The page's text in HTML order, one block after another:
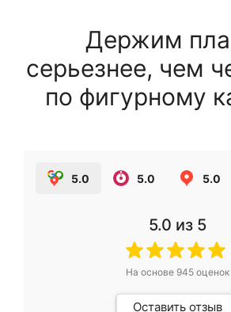
Держим
серьезнее, чем
по фигурному
5.0 5.0 5.0
5.0 из 5
На основе 945оценок
Оставить отзыв